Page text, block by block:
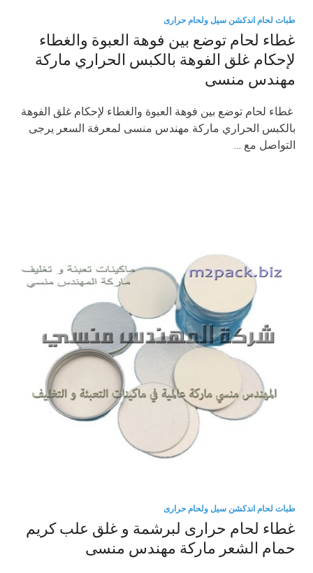
طبات لحام اندكشن سيل ولحام حرارى
غطاء لحام توضع بين فوهة العبوة والغطاء
لإحكام غلق الفوهة بالكبس الحراري ماركة
مهندس منسى
غطاء لحام توضع بين فوهة العبوة والغطاء لإحكام غلق الفوهة
بالكبس الحراري ماركة مهندس منسى لمعرفة السعر يرجى
التواصل مع …
طبات لحام اندكشن سيل ولحام حرارى
غطاء لحام حرارى لبرشمة و غلق علب كريم
حمام الشعر ماركة مهندس منسى